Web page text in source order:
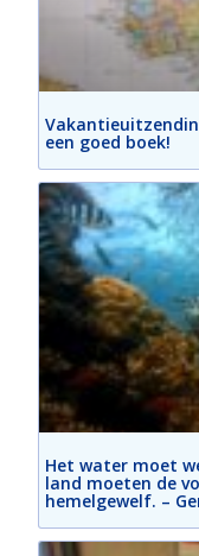
een goed boek!
Het water moet
land moeten de
hemelgewelf. –